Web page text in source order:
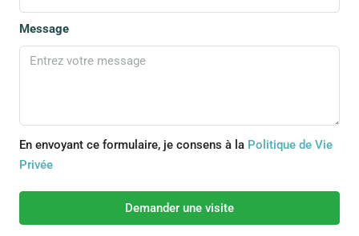
Message
En envoyant ce formulaire, je consens à la Politique de Vie
Privée
Demander une visite